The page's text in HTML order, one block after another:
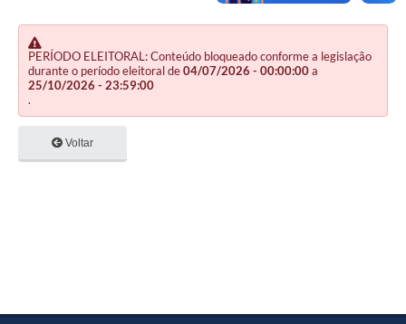
PERÍODO ELEITORAL: Conteúdo bloqueado conforme a legislação
durante o período eleitoral de04/07/2026 - 00:00:00a
25/10/2026 - 23:59:00
.
Voltar